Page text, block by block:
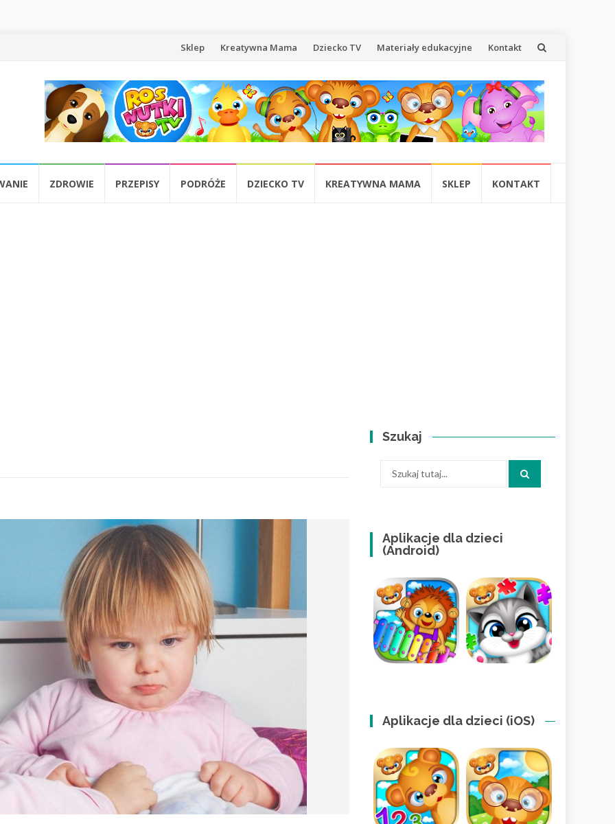
Przejdź
treści
Sklep Kreatywna Mama Dziecko TV Materiały edukacyjne Kontakt
ZDROWIE PRZEPISY PODRÓŻE DZIECKO TV KREATYWNA MAMA SKLEP KONTAKT
Szukaj
Aplikacje dla dzieci
(Android)
Aplikacje dla dzieci (iOS)